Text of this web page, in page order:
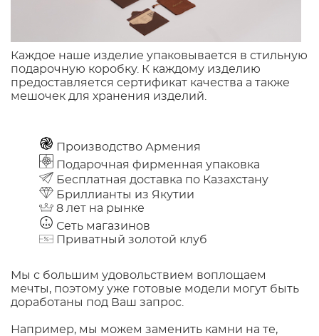
Каждое наше изделие упаковывается в стильную
подарочную коробку. К каждому изделию
предоставляется сертификат качества а также
мешочек для хранения изделий.
Производство Армения
Подарочная фирменная упаковка
Бесплатная доставка по Казахстану
Бриллианты из Якутии
8 лет на рынке
Сеть магазинов
Приватный золотой клуб
Мы с большим удовольствием воплощаем
мечты, поэтому уже готовые модели могут быть
доработаны под Ваш запрос.
Например, мы можем заменить камни на те,